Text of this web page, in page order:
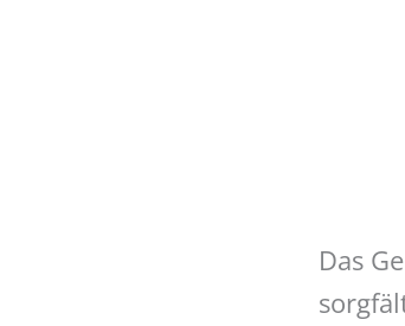
Das